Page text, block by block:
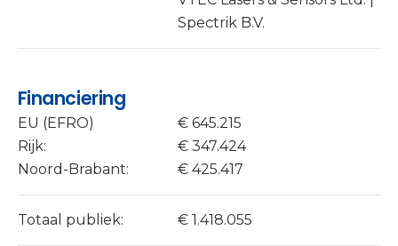
Spectrik B.V.
Financiering
EU (EFRO)
€ 645.215
Rijk:
€ 347.424
Noord-Brabant:
€ 425.417
Totaal publiek: € 1.418.055